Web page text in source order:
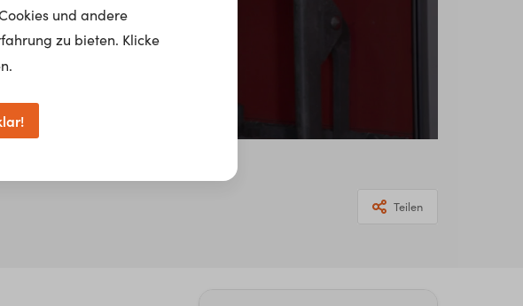
Teilen
und andere
zu bieten. Klicke